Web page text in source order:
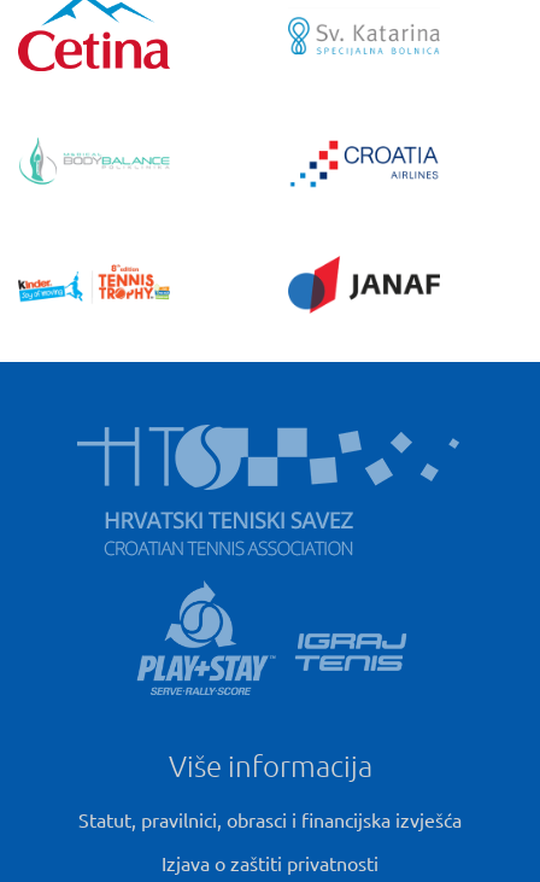
Više informacija
Statut, pravilnici, obrasci i financijska izvješća
Izjava o zaštiti privatnosti